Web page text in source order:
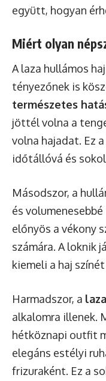
együtt, hogyan
Miért olyan
A laza hullámos
tényezőnek is
természetes
jöttél volna a
volna hajadat. Ez
időtállóvá és
Másodszor, a
és
előnyös a vékony
számára. A loknik
kiemeli a haj
Harmadszor, a
alkalomra illenek.
hétköznapi outfit
elegáns estélyi
frizuraként. Ez a